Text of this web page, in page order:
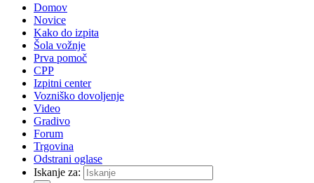
Domov
Novice
Kako do izpita
Šola vožnje
Prva pomoč
CPP
Izpitni center
Vozniško dovoljenje
Video
Gradivo
Forum
Trgovina
Odstrani oglase
Iskanje za: